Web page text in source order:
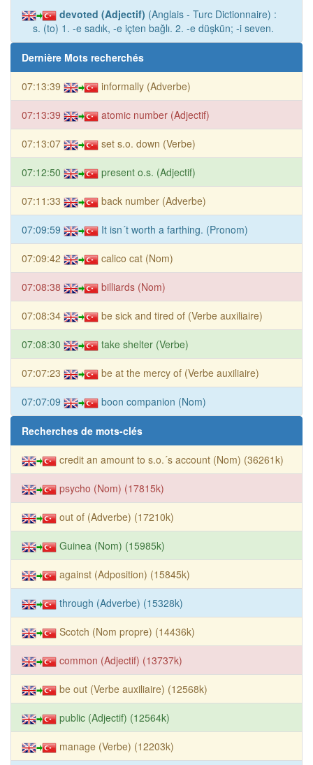
devoted (Adjectif) (Anglais - Turc Dictionnaire) :
s. (to) 1. -e sadık, -e içten bağlı. 2. -e düşkün; -i seven.
Dernière Mots recherchés
07:13:39 informally (Adverbe)
07:13:39 atomic number (Adjectif)
07:13:07 set s.o. down (Verbe)
07:12:50 present o.s. (Adjectif)
07:11:33 back number (Adverbe)
07:09:59 It isn´t worth a farthing. (Pronom)
07:09:42 calico cat (Nom)
07:08:38 billiards (Nom)
07:08:34 be sick and tired of (Verbe auxiliaire)
07:08:30 take shelter (Verbe)
07:07:23 be at the mercy of (Verbe auxiliaire)
07:07:09 boon companion (Nom)
Recherches de mots-clés
credit an amount to s.o.´s account (Nom) (36261k)
psycho (Nom) (17815k)
out of (Adverbe) (17210k)
Guinea (Nom) (15985k)
against (Adposition) (15845k)
through (Adverbe) (15328k)
Scotch (Nom propre) (14436k)
common (Adjectif) (13737k)
be out (Verbe auxiliaire) (12568k)
public (Adjectif) (12564k)
manage (Verbe) (12203k)